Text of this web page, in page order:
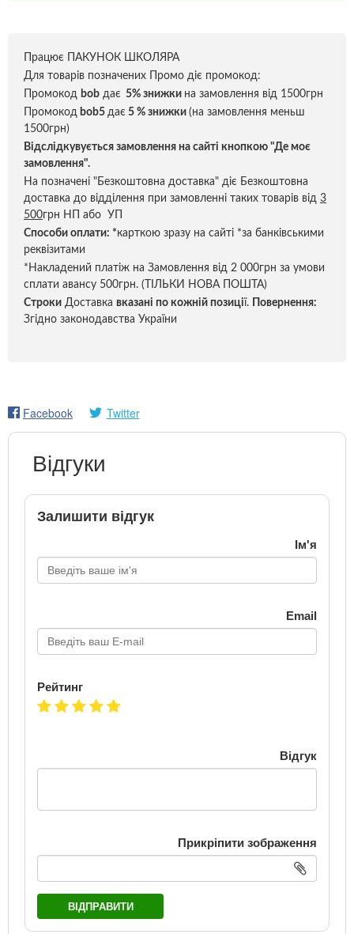
Працює ПАКУНОК ШКОЛЯРА
Для товарів позначених Промо діє промокод:
Промокод bob дає 5% знижки на замовлення від 1500грн
Промокод bob5 дає 5 % знижки (на замовлення меньш
1500грн)
Відслідкувується замовлення на сайті кнопкою "Де моє
замовлення".
На позначені "Безкоштовна доставка" діє Безкоштовна
доставка до відділення при замовленні таких товарів від 3
500грн НП або УП
Способи оплати: *карткою зразу на сайті *за банківськими
реквізитами
*Накладений платіж на Замовлення від 2 000грн за умови
сплати авансу 500грн. (ТІЛЬКИ НОВА ПОШТА)
Строки Доставка вказані по кожній позиції.
Повернення:
Згідно законодавства України
Facebook Twitter
Відгуки
Залишити відгук
Ім'я
Email
Рейтинг
Відгук
Прикріпити зображення
ВІДПРАВИТИ